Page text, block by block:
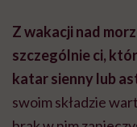
Z wakacji nad
szczególnie ci,
katar sienny lub
swoim składzie